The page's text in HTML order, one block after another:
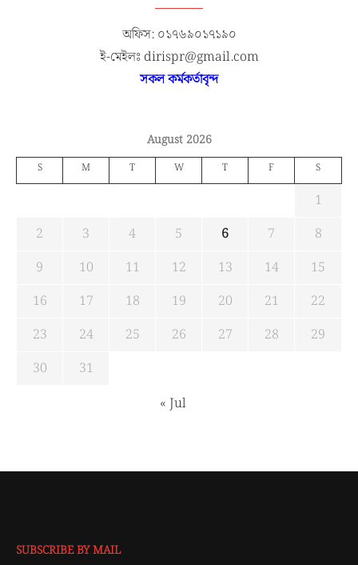
অফিস: ০১৭৬৯০১৭১৯০
ই-মেইলঃ dirispr@gmail.com
সকল কর্মকর্তাবৃন্দ
August 2026
S M T W T F S
1
2
3 4 5 6 7
8
9
10 11 12 13 14
15
16
17 18 19 20 21
22
23
24 25 26 27 28
29
30
31
« Jul
SUBSCRIBE BY MAIL